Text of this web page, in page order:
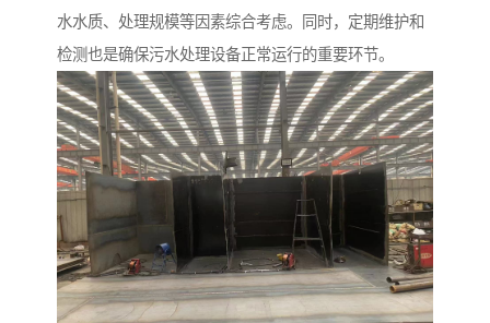
水水质、处理规模等因素综合考虑。同时，定期维护和
检测也是确保污水处理设备正常运行的重要环节。